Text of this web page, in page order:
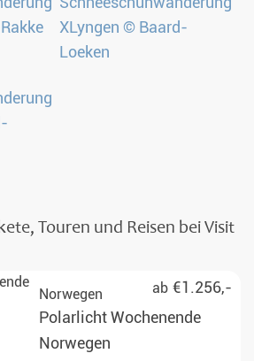
Touren und Reisen bei Visit
ab €1.256,-
Norwegen
Polarlicht Wochenende
Norwegen